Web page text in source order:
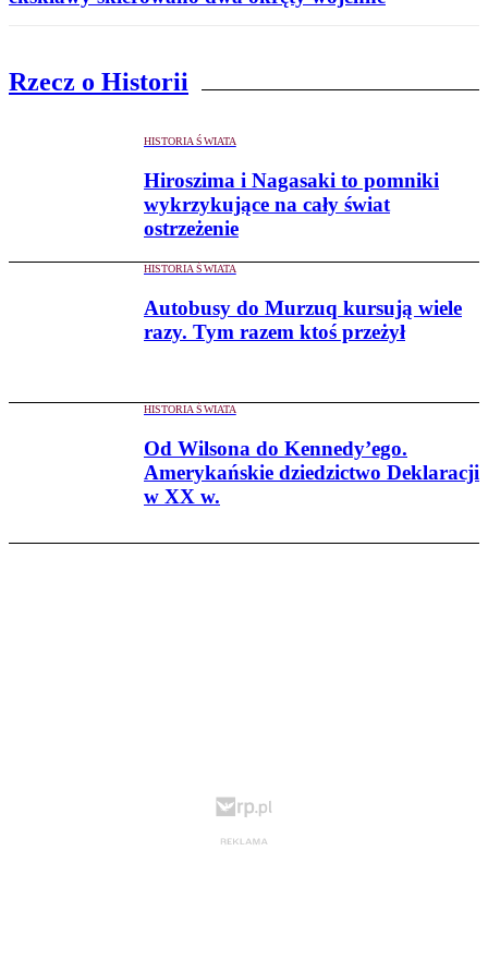
Rzecz o Historii
HISTORIA ŚWIATA
Hiroszima i Nagasaki to pomniki
wykrzykujące na cały świat
ostrzeżenie
HISTORIA ŚWIATA
Autobusy do Murzuq kursują wiele
razy. Tym razem ktoś przeżył
HISTORIA ŚWIATA
Od Wilsona do Kennedy’ego.
Amerykańskie dziedzictwo Deklaracji
w XX w.